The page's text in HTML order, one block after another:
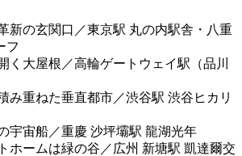
新の玄関口／東京駅 丸の内駅舎・八重
フ
く大屋根／高輪ゲートウェイ駅（品川
み重ねた垂直都市／渋谷駅 渋谷ヒカリ
宇宙船／重慶 沙坪壩駅 龍湖光年
ホームは緑の谷／広州 新塘駅 凱達爾交